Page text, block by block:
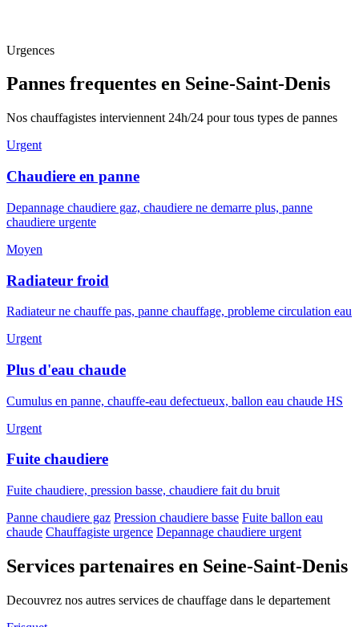
Urgences
Pannes frequentes en Seine-Saint-Denis
Nos chauffagistes interviennent 24h/24 pour tous types de pannes
Urgent
Chaudiere en panne
Depannage chaudiere gaz, chaudiere ne demarre plus, panne
chaudiere urgente
Moyen
Radiateur froid
Radiateur ne chauffe pas, panne chauffage, probleme circulation eau
Urgent
Plus d'eau chaude
Cumulus en panne, chauffe-eau defectueux, ballon eau chaude HS
Urgent
Fuite chaudiere
Fuite chaudiere, pression basse, chaudiere fait du bruit
Panne chaudiere gaz Pression chaudiere basse Fuite ballon eau
chaude Chauffagiste urgence Depannage chaudiere urgent
Services partenaires en Seine-Saint-Denis
Decouvrez nos autres services de chauffage dans le departement